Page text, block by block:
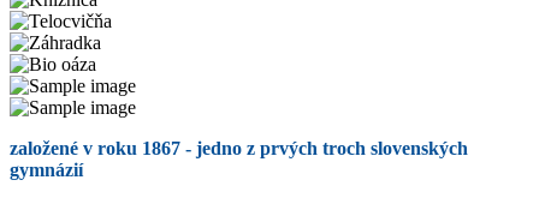
založené v roku 1867 - jedno z prvých troch slovenských
gymnázií